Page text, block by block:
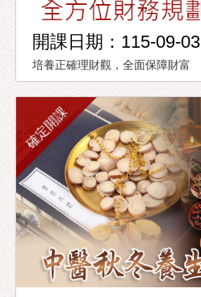
開課日期：115-09-03
培養正確理財觀，全面保障財富
確定開課